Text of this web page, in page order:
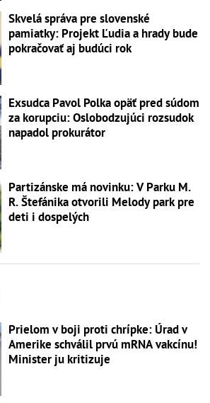
Skvelá správa pre slovenské
pamiatky: Projekt Ľudia a hrady bude
pokračovať aj budúci rok
Exsudca Pavol Polka opäť pred súdom
za korupciu: Oslobodzujúci rozsudok
napadol prokurátor
Partizánske má novinku: V Parku M.
R. Štefánika otvorili Melody park pre
deti i dospelých
Prielom v boji proti chrípke: Úrad v
Amerike schválil prvú mRNA vakcínu!
Minister ju kritizuje